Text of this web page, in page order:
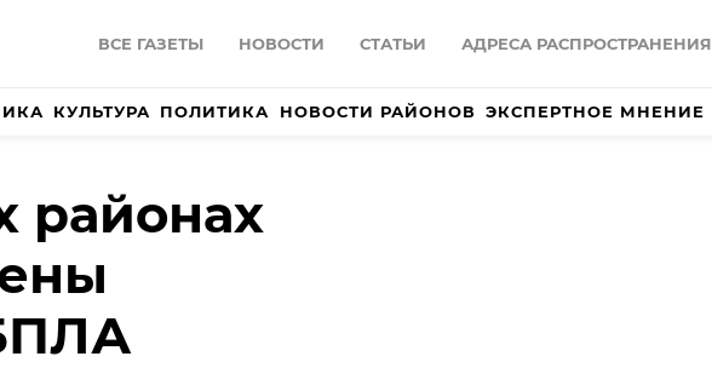
ВСЕ ГАЗЕТЫ НОВОСТИ СТАТЬИ АДРЕСА РАСПРОСТРАНЕНИЯ
КУЛЬТУРА ПОЛИТИКА НОВОСТИ РАЙОНОВ ЭКСПЕРТНОЕ МНЕНИЕ
районах